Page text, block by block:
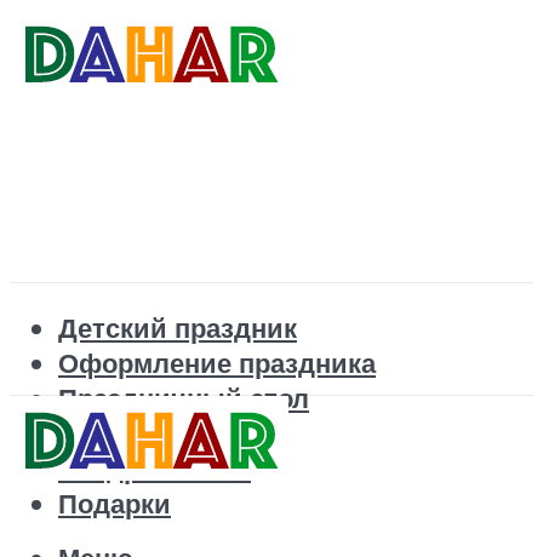
Детский праздник
Оформление праздника
Праздничный стол
Корпоратив
Поздравления
Подарки